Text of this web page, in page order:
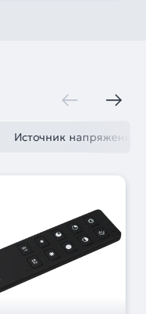
Источник напряжения